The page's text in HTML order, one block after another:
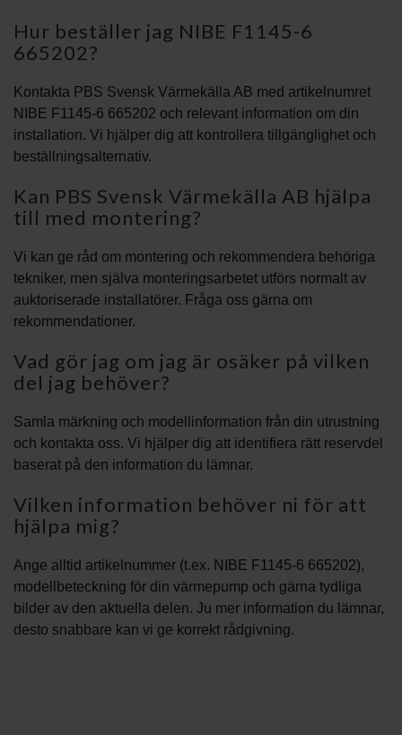
Hur beställer jag NIBE F1145-6
665202?
Kontakta PBS Svensk Värmekälla AB med artikelnumret
NIBE F1145-6 665202 och relevant information om din
installation. Vi hjälper dig att kontrollera tillgänglighet och
beställningsalternativ.
Kan PBS Svensk Värmekälla AB hjälpa
till med montering?
Vi kan ge råd om montering och rekommendera behöriga
tekniker, men själva monteringsarbetet utförs normalt av
auktoriserade installatörer. Fråga oss gärna om
rekommendationer.
Vad gör jag om jag är osäker på vilken
del jag behöver?
Samla märkning och modellinformation från din utrustning
och kontakta oss. Vi hjälper dig att identifiera rätt reservdel
baserat på den information du lämnar.
Vilken information behöver ni för att
hjälpa mig?
Ange alltid artikelnummer (t.ex. NIBE F1145-6 665202),
modellbeteckning för din värmepump och gärna tydliga
bilder av den aktuella delen. Ju mer information du lämnar,
desto snabbare kan vi ge korrekt rådgivning.